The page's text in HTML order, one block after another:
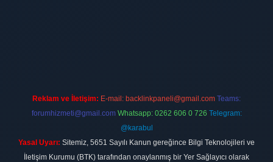
Reklam ve İletişim: E-mail: backlinkpaneli@gmail.com Teams:
forumhizmeti@gmail.com Whatsapp: 0262 606 0 726 Telegram:
@karabul
Yasal Uyarı: Sitemiz, 5651 Sayılı Kanun gereğince Bilgi Teknolojileri ve
İletişim Kurumu (BTK) tarafından onaylanmış bir Yer Sağlayıcı olarak